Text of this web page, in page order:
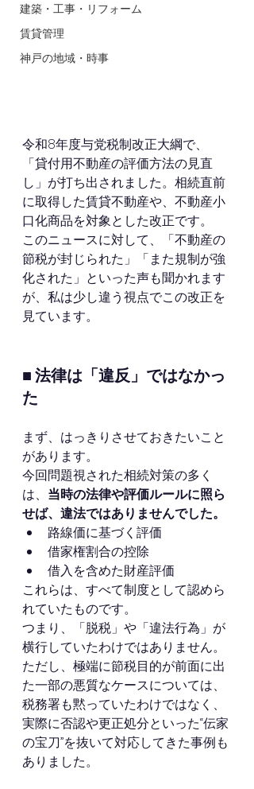
建築・工事・リフォーム
賃貸管理
神戸の地域・時事
令和8年度与党税制改正大綱で、
「貸付用不動産の評価方法の見直
し」が打ち出されました。相続直前
に取得した賃貸不動産や、不動産小
口化商品を対象とした改正です。
このニュースに対して、「不動産の
節税が封じられた」「また規制が強
化された」といった声も聞かれます
が、私は少し違う視点でこの改正を
見ています。
■ 法律は「違反」ではなかっ
た
まず、はっきりさせておきたいこと
があります。
今回問題視された相続対策の多く
は、 当時の法律や評価ルールに照ら
せば、違法ではありませんでした。
路線価に基づく評価
借家権割合の控除
借入を含めた財産評価
これらは、すべて制度として認めら
れていたものです。
つまり、「脱税」や「違法行為」が
横行していたわけではありません。
ただし、極端に節税目的が前面に出
た一部の悪質なケースについては、
税務署も黙っていたわけではなく、
実際に否認や更正処分といった“伝家
の宝刀”を抜いて対応してきた事例も
ありました。